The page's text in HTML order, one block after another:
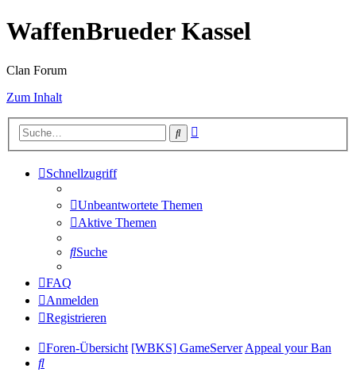
WaffenBrueder Kassel
Clan Forum
Zum Inhalt
Suche
Schnellzugriff
Unbeantwortete Themen
Aktive Themen
Suche
FAQ
Anmelden
Registrieren
Foren-Übersicht [WBKS] GameServerAppeal your Ban
Suche